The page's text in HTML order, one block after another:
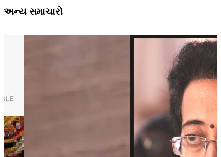
અન્ય સમાચારો